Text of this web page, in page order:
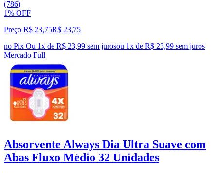
(786)
1% OFF
Preço R$ 23,75R$ 23,75
no Pix Ou 1x de R$ 23,99 sem jurosou 1x de R$ 23,99 sem juros
Mercado Full
Absorvente Always Dia Ultra Suave com
Abas Fluxo Médio 32 Unidades